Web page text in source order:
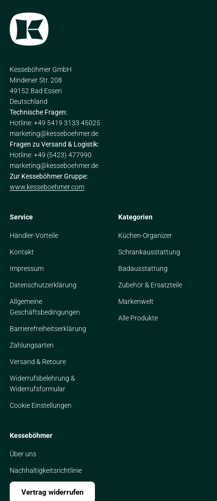
Kesseböhmer GmbH
Mindener Str. 208
49152 Bad Essen
Deutschland
Technische Fragen:
Hotline: +49 5419 3133 45025
marketing@kesseboehmer.de
Fragen zu Versand & Logistik:
Hotline: +49 (5423) 477990
marketing@kesseboehmer.de
Zur Kesseböhmer Gruppe:
www.kesseboehmer.com
Service
Händler-Vorteile
Kontakt
Impressum
Datenschutzerklärung
Allgemeine
Geschäftsbedingungen
Barrierefreiheitserklärung
Zahlungsarten
Versand & Retoure
Widerrufsbelehrung &
Widerrufsformular
Cookie Einstellungen
Kategorien
Küchen-Organizer
Schrankausstattung
Badausstattung
Zubehör & Ersatzteile
Markenwelt
Alle Produkte
Kesseböhmer
Über uns
Nachhaltigkeitsrichtlinie
Vertrag widerrufen